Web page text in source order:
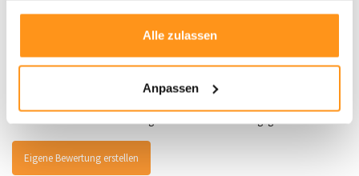
gesammelt haben.
Alle zulassen
Anpassen
Bewertungen
Durchschnitt aus 0 Bewertungen
Eigene Bewertung erstellen